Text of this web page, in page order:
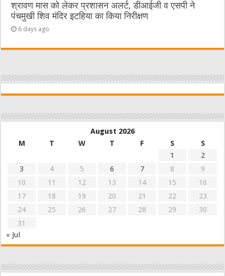
श्रावण मास को लेकर प्रशासन अलर्ट, डीआईजी व एसपी ने
पंचमुखी शिव मंदिर इटहिया का किया निरीक्षण
6 days ago
August 2026
M
T W T F S
S
1
2
3
4 5 6 7 8
9
10
11 12 13 14 15
16
17
18 19 20 21 22
23
24
25 26 27 28 29
30
31
« Jul